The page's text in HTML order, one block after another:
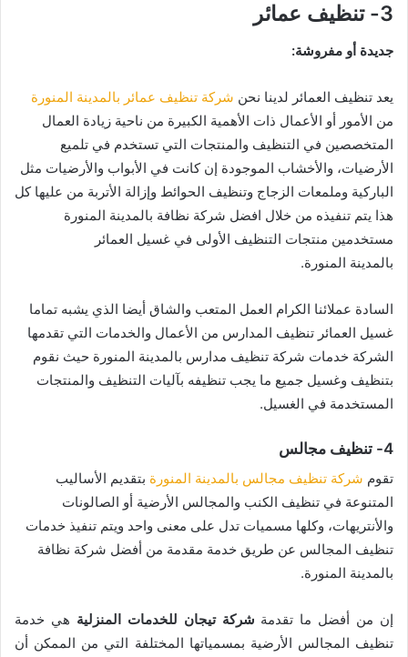
3- تنظيف عمائر
جديدة أو مفروشة:
يعد تنظيف العمائر لدينا نحن شركة تنظيف عمائر بالمدينة المنورة
من الأمور أو الأعمال ذات الأهمية الكبيرة من ناحية زيادة العمال
المتخصصين في التنظيف والمنتجات التي تستخدم في تلميع
الأرضيات، والأخشاب الموجودة إن كانت في الأبواب والأرضيات مثل
الباركية وملمعات الزجاج وتنظيف الحوائط وإزالة الأتربة من عليها كل
هذا يتم تنفيذه من خلال افضل شركة نظافة بالمدينة المنورة
مستخدمين منتجات التنظيف الأولى في غسيل العمائر
بالمدينة المنورة.
السادة عملائنا الكرام العمل المتعب والشاق أيضا الذي يشبه تماما
غسيل العمائر تنظيف المدارس من الأعمال والخدمات التي تقدمها
الشركة خدمات شركة تنظيف مدارس بالمدينة المنورة حيث نقوم
بتنظيف وغسيل جميع ما يجب تنظيفه بآليات التنظيف والمنتجات
المستخدمة في الغسيل.
4- تنظيف مجالس
تقوم شركة تنظيف مجالس بالمدينة المنورة بتقديم الأساليب
المتنوعة في تنظيف الكنب والمجالس الأرضية أو الصالونات
والأنتريهات، وكلها مسميات تدل على معنى واحد ويتم تنفيذ خدمات
تنظيف المجالس عن طريق خدمة مقدمة من أفضل شركة نظافة
بالمدينة المنورة.
إن من أفضل ما تقدمة شركة تيجان للخدمات المنزلية هي خدمة
تنظيف المجالس الأرضية بمسمياتها المختلفة التي من الممكن أن